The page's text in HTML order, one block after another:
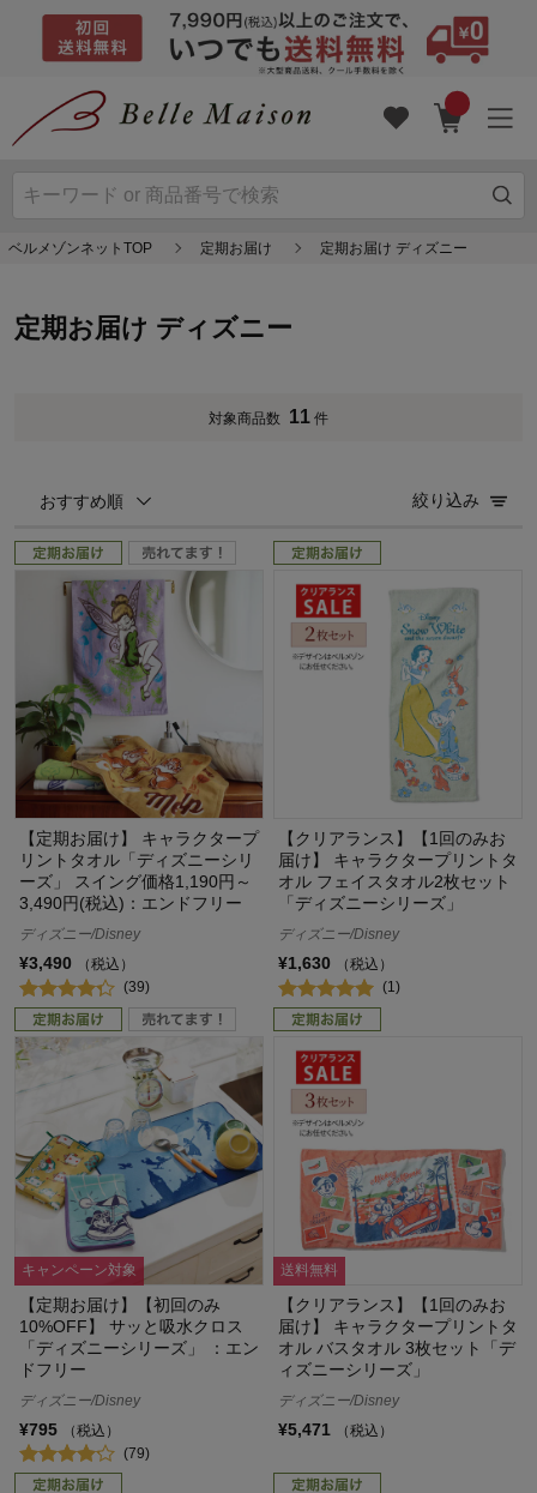
ベルメゾンネットTOP 定期お届け 定期お届け ディズニー
定期お届け ディズニー
対象商品数 11 件
おすすめ順 絞り込み
【定期お届け】 キャラクタープ
リントタオル「ディズニーシリ
ーズ」 スイング価格1,190円～
3,490円(税込)：エンドフリー
ディズニー/Disney
¥3,490
（税込）
(39)
【クリアランス】【1回のみお
届け】 キャラクタープリントタ
オル フェイスタオル2枚セット
「ディズニーシリーズ」
ディズニー/Disney
¥1,630
（税込）
(1)
キャンペーン対象
【定期お届け】【初回のみ
10%OFF】 サッと吸水クロス
「ディズニーシリーズ」 ：エン
ドフリー
ディズニー/Disney
¥795
（税込）
(79)
送料無料
【クリアランス】【1回のみお
届け】 キャラクタープリントタ
オル バスタオル 3枚セット「デ
ィズニーシリーズ」
ディズニー/Disney
¥5,471 （税込）